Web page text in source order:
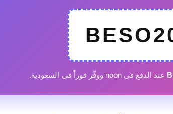
عند الدفع فى noon ووفّر فوراً فى السعودية.